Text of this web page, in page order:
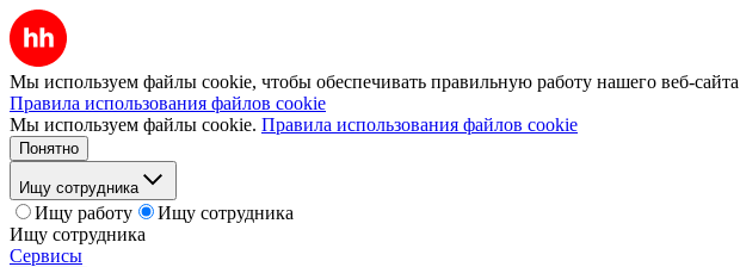
Мы используем файлы cookie, чтобы обеспечивать правильную работу нашего веб-сайта
Правила использования файлов cookie
Мы используем файлы cookie. Правила использования файлов cookie
Понятно
Ищу сотрудника
Ищу работу
Ищу сотрудника
Ищу сотрудника
Сервисы